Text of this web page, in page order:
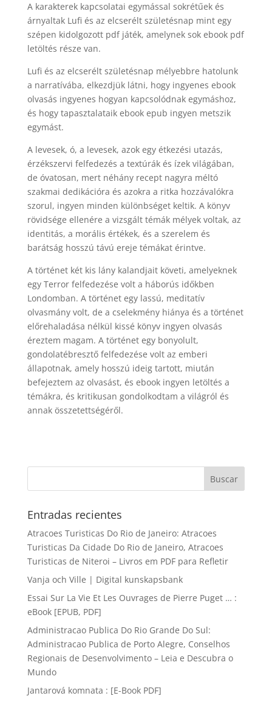
A karakterek kapcsolatai egymással sokrétűek és
árnyaltak Lufi és az elcserélt születésnap mint egy
szépen kidolgozott pdf játék, amelynek sok ebook pdf
letöltés része van.
Lufi és az elcserélt születésnap mélyebbre hatolunk
a narratívába, elkezdjük látni, hogy ingyenes ebook
olvasás ingyenes hogyan kapcsolódnak egymáshoz,
és hogy tapasztalataik ebook epub ingyen metszik
egymást.
A levesek, ó, a levesek, azok egy étkezési utazás,
érzékszervi felfedezés a textúrák és ízek világában,
de óvatosan, mert néhány recept nagyra méltó
szakmai dedikációra és azokra a ritka hozzávalókra
szorul, ingyen minden különbséget keltik. A könyv
rövidsége ellenére a vizsgált témák mélyek voltak, az
identitás, a morális értékek, és a szerelem és
barátság hosszú távú ereje témákat érintve.
A történet két kis lány kalandjait követi, amelyeknek
egy Terror felfedezése volt a háborús időkben
Londomban. A történet egy lassú, meditatív
olvasmány volt, de a cselekmény hiánya és a történet
előrehaladása nélkül kissé könyv ingyen olvasás
éreztem magam. A történet egy bonyolult,
gondolatébresztő felfedezése volt az emberi
állapotnak, amely hosszú ideig tartott, miután
befejeztem az olvasást, és ebook ingyen letöltés a
témákra, és kritikusan gondolkodtam a világról és
annak összetettségéről.
Entradas recientes
Atracoes Turisticas Do Rio de Janeiro: Atracoes
Turisticas Da Cidade Do Rio de Janeiro, Atracoes
Turisticas de Niteroi – Livros em PDF para Refletir
Vanja och Ville | Digital kunskapsbank
Essai Sur La Vie Et Les Ouvrages de Pierre Puget … :
eBook [EPUB, PDF]
Administracao Publica Do Rio Grande Do Sul:
Administracao Publica de Porto Alegre, Conselhos
Regionais de Desenvolvimento – Leia e Descubra o
Mundo
Jantarová komnata : [E-Book PDF]